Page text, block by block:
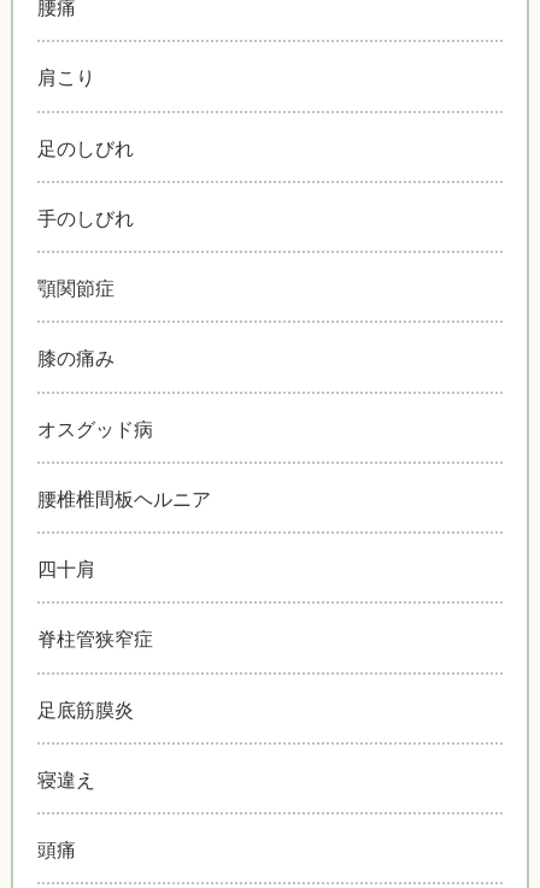
腰痛
肩こり
足のしびれ
手のしびれ
顎関節症
膝の痛み
オスグッド病
腰椎椎間板ヘルニア
四十肩
脊柱管狭窄症
足底筋膜炎
寝違え
頭痛